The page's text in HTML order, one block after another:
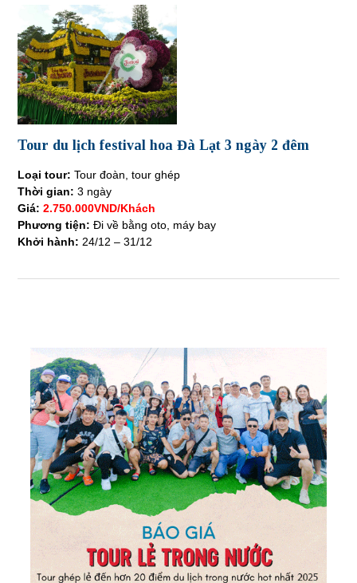
Tour du lịch festival hoa Đà Lạt 3 ngày 2 đêm
Loại tour: Tour đoàn, tour ghép
Thời gian: 3 ngày
Giá:2.750.000VND/Khách
Phương tiện: Đi về bằng oto, máy bay
Khởi hành: 24/12 – 31/12